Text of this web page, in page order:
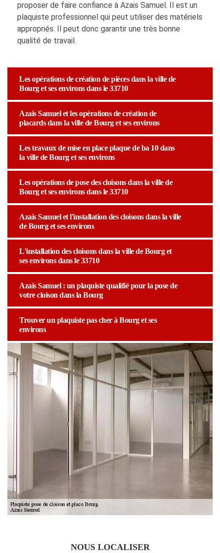
proposer de faire confiance à Azais Samuel. Il est un
plaquiste professionnel qui peut utiliser des matériels
appropriés. Il peut donc garantir une très bonne
qualité de travail.
Les opérations de création de pièces dans la ville de
Bourg et ses environs dans le 33710
Azais Samuel et les opérations de création de
placards dans la ville de Bourg et ses environs
Les travaux de mise en place plaque de ba 10 dans
la ville de Bourg et ses environs
Les opérations de pose des cloisons dans la ville de
Bourg et ses environs dans le 33710
Azais Samuel et l'installation des cloisons dans la ville
de Bourg et ses environs
L'installation des cloisons dans la ville de Bourg et
ses environs dans le 33710
Azais Samuel : un plaquiste qualifié pour la pose de
votre cloison dans la Bourg
Trouver un plaquiste pas cher à Bourg et ses
environs
NOUS LOCALISER